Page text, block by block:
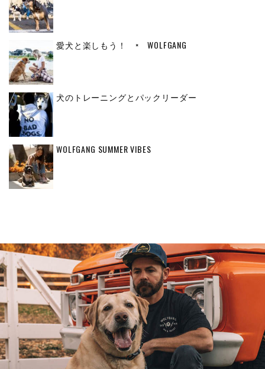
愛犬と楽しもう！ × WOLFGANG
犬のトレーニングとパックリーダー
WOLFGANG SUMMER VIBES